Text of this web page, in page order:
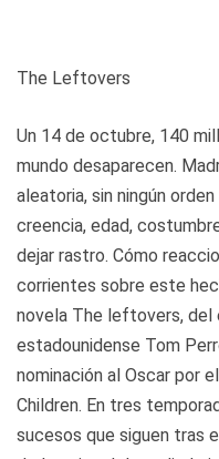
The Leftovers
Un 14 de octubre, 140
mundo desaparecen.
aleatoria, sin ningún
creencia, edad,
dejar rastro. Cómo
corrientes sobre este
novela The leftovers, del
estadounidense Tom
nominación al Oscar por
Children. En tres
sucesos que siguen tras